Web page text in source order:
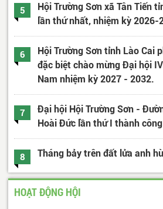
5
Hội Trường Sơn xã Tân Tiến
lần thứ nhất, nhiệm kỳ 2026-
6
Hội Trường Sơn tỉnh Lào Cai
đặc biệt chào mừng Đại hội
Nam nhiệm kỳ 2027 - 2032.
7
Đại hội Hội Trường Sơn -
Hoài Đức lần thứ I thành
8 Tháng bảy trên đất lửa anh
HOẠT ĐỘNG HỘI